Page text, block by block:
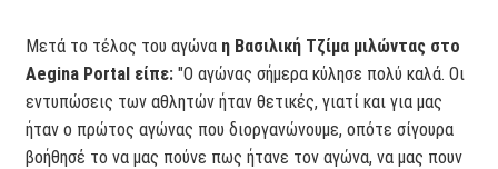
Μετά το τέλος του αγώνα η Βασιλική Τζίμα μιλώντας στο
Aegina Portal είπε: "Ο αγώνας σήμερα κύλησε πολύ καλά. Οι
εντυπώσεις των αθλητών ήταν θετικές, γιατί και για μας
ήταν ο πρώτος αγώνας που διοργανώνουμε, οπότε σίγουρα
βοήθησέ το να μας πούνε πως ήτανε τον αγώνα, να μας πουν